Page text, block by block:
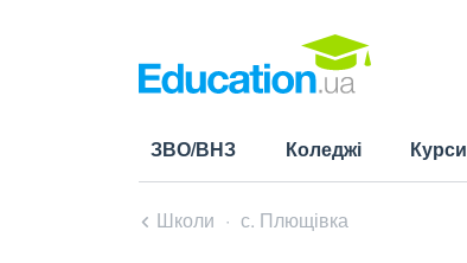
ЗВО/ВНЗ Коледжі Курси
Школи с. Плющівка